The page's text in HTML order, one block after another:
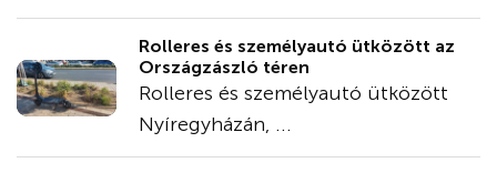
Rolleres és személyautó ütközött az
Országzászló téren
Rolleres és személyautó ütközött
Nyíregyházán, ...